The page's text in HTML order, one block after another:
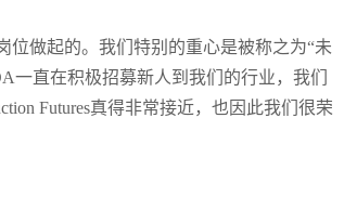
位做起的。我们特别的重心是被称之为“未
一直在积极招募新人到我们的行业，我们
Futures真得非常接近，也因此我们很荣